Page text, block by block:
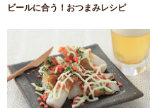
ビールに合う！おつまみレシピ